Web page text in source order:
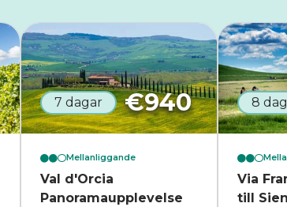
7 dagar €940
Mellanliggande
Val d'Orcia
Panoramaupplevelse
8
Via
till